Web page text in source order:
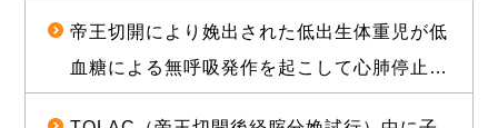
した事例
成立し、役務提供分を含め約1億2000万円相
当の経済的利益を確保した事例
帝王切開により娩出された低出生体重児が低
血糖による無呼吸発作を起こして心肺停止に